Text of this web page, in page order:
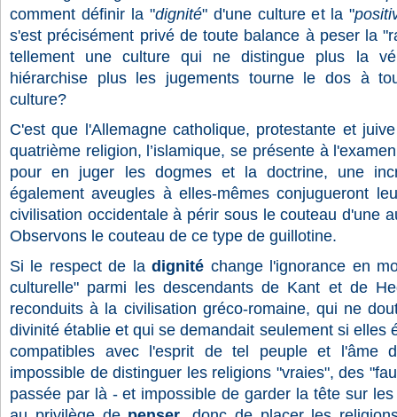
comment définir la "dignité" d'une culture et la "
s'est précisément privé de toute balance à peser la
tellement une culture qui ne distingue plus la
hiérarchise plus les jugements tourne le dos à
culture?
C'est que l'Allemagne catholique, protestante et
quatrième religion, l’islamique, se présente à
pour en juger les dogmes et la doctrine, une
également aveugles à elles-mêmes conjugueront
civilisation occidentale à périr sous le couteau d'une
Observons le couteau de ce type de guillotine.
Si le respect de la dignité change l'ignorance en
culturelle" parmi les descendants de Kant et de
reconduits à la civilisation gréco-romaine, qui ne
divinité établie et qui se demandait seulement si elles
compatibles avec l'esprit de tel peuple et l'âme
impossible de distinguer les religions "vraies", des
passée par là - et impossible de garder la tête sur